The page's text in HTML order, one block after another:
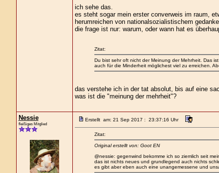
ich sehe das.
es steht sogar mein erster converweis im raum,
herumreichen von nationalsozialistischem
die frage ist nur: warum, oder wann hat es
Zitat:
Du bist sehr oft nicht der Meinung der Mehrheit. Das
auch für die Minderheit möglichest viel zu erreichen.
das verstehe ich in der tat absolut, bis auf eine
was ist die "meinung der mehrheit"?
Nessie
fleißiges Mitglied
Erstellt am: 21 Sep 2017 : 23:37:16 Uhr
Zitat:
Original erstellt von: Goot EN
@nessie: gegenwind bekomme ich so ziemlich seit
das ist nichts neues und grundlegend auch nichts
es gibt aber eben auch eine unangemessene und